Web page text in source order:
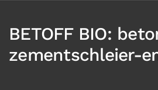
BETOFF BIO:
zementschleier-